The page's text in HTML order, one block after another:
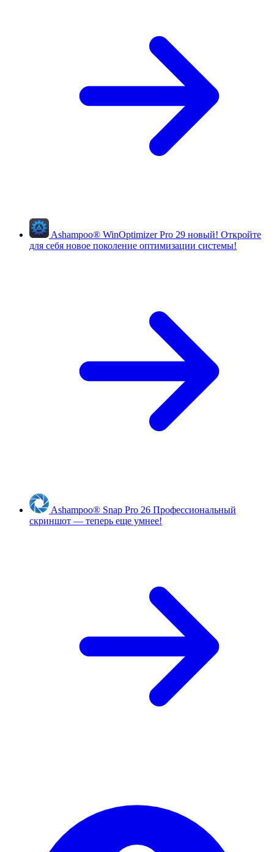
Ashampoo® WinOptimizer Pro 29 новый! Откройте
для себя новое поколение оптимизации системы!
Ashampoo® Snap Pro 26 Профессиональный
скриншот — теперь еще умнее!